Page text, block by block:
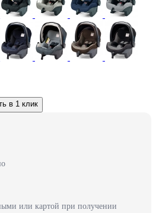
в 1 клик
или картой при получении